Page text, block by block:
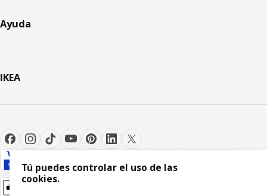
Ayuda
IKEA
Tú puedes controlar el uso de las
cookies.